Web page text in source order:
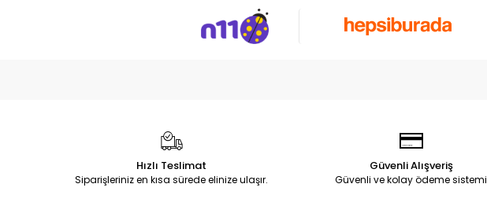
Hızlı Teslimat
Siparişleriniz en kısa sürede elinize ulaşır.
Güvenli Alışveriş
Güvenli ve kolay ödeme sistemi